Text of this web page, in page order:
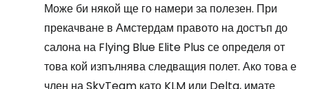
Може би някой ще го намери за полезен. При
прекачване в Амстердам правото на достъп до
салона на Flying Blue Elite Plus се определя от
това кой изпълнява следващия полет. Ако това е